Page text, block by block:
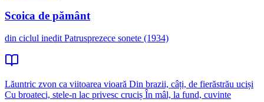
Scoica de pământ
din ciclul inedit Patrusprezece sonete (1934)
Lăuntric zvon ca viitoarea vioară Din brazii, câți, de fierăstrău uciși
Cu broateci, stele-n lac privesc cruciș În mâl, la fund, cuvinte